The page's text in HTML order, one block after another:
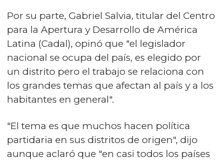
Por su parte, Gabriel Salvia, titular del Centro
para la Apertura y Desarrollo de América
Latina (Cadal), opinó que "el legislador
nacional se ocupa del país, es elegido por
un distrito pero el trabajo se relaciona con
los grandes temas que afectan al país y a los
habitantes en general".
"El tema es que muchos hacen política
partidaria en sus distritos de origen", dijo
aunque aclaró que "en casi todos los países